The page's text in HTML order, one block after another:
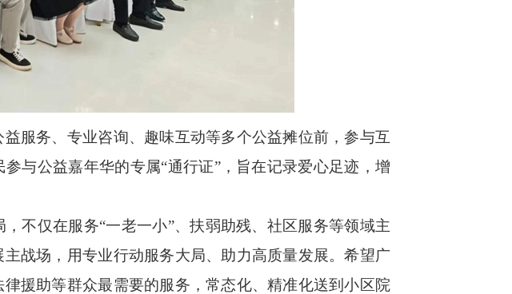
务、专业咨询、趣味互动等多个公益摊位前，参与互
与公益嘉年华的专属“通行证”，旨在记录爱心足迹，增
仅在服务“一老一小”、扶弱助残、社区服务等领域主
战场，用专业行动服务大局、助力高质量发展。希望广
援助等群众最需要的服务，常态化、精准化送到小区院